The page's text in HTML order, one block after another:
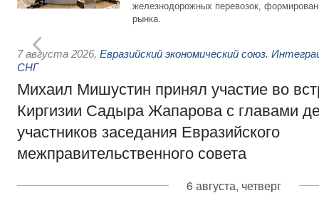
железнодорожных перевозок,
рынка.
7 августа 2026, Евразийский экономический союз.
СНГ
Михаил Мишустин принял участие во
Киргизии Садыра Жапарова с главами
участников заседания Евразийского
межправительственного совета
6 августа, четверг